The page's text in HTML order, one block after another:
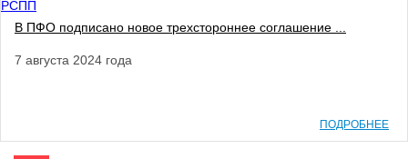
В ПФО подписано новое трехстороннее соглашение ...
7 августа 2024 года
ПОДРОБНЕЕ